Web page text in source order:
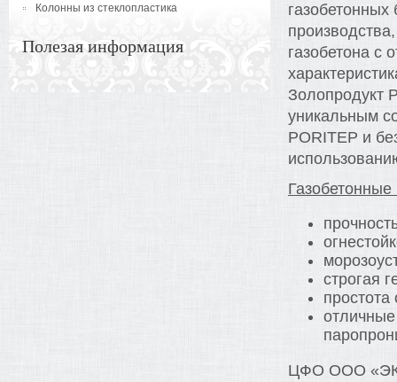
Колонны из стеклопластика
Полезая информация
газобетона с
Золопродукт
уникальным
PORITEP и
строгая
простота
отличные
ЦФО ООО